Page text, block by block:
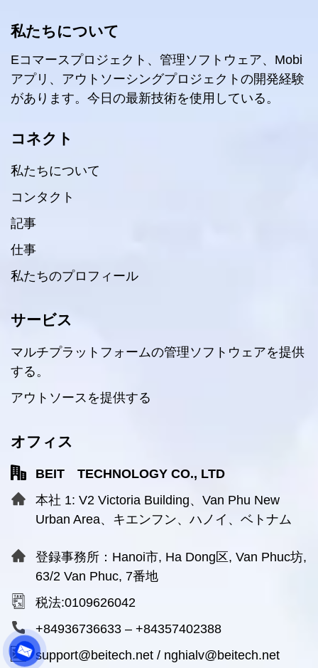
私たちについて
Eコマースプロジェクト、管理ソフトウェア、Mobi
アプリ、アウトソーシングプロジェクトの開発経験
があります。今日の最新技術を使用している。
コネクト
私たちについて
コンタクト
記事
仕事
私たちのプロフィール
サービス
マルチプラットフォームの管理ソフトウェアを提供
する。
アウトソースを提供する
オフィス
BEIT TECHNOLOGY CO., LTD
本社 1: V2 Victoria Building、Van Phu New
Urban Area、キエンフン、ハノイ、ベトナム
登録事務所：Hanoi市, Ha Dong区, Van Phuc坊,
63/2 Van Phuc, 7番地
税法:0109626042
+84936736633 – +84357402388
support@beitech.net / nghialv@beitech.net